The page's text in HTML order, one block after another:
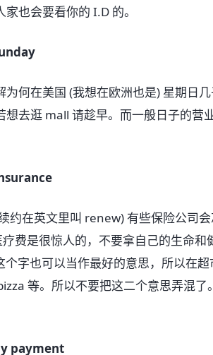
也会要看你的 I.D 的。
何在美国 (我想在欧洲也是) 星期日
去逛 mall 请趁早。而一般日子的营
在英文里叫 renew) 有些保险公司会
费是很惊人的，不要拿自己的生命和
字也可以当作最好的意思，所以在超
等。所以不要把这二个意思弄混了
payment